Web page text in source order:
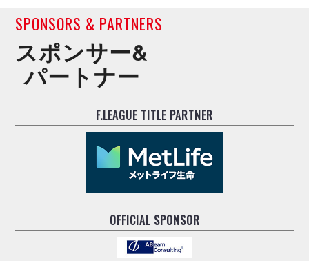
選手の通算記録（Ｆ２）
ヴォスクオーレ仙台
リガーレヴィア葛飾
ヴィンセドール白山
デウソン神戸
ポルセイド浜田
ミラクルスマイル新居浜
SPONSORS & PARTNERS
スポンサー&
パートナー
F.LEAGUE TITLE PARTNER
OFFICIAL SPONSOR